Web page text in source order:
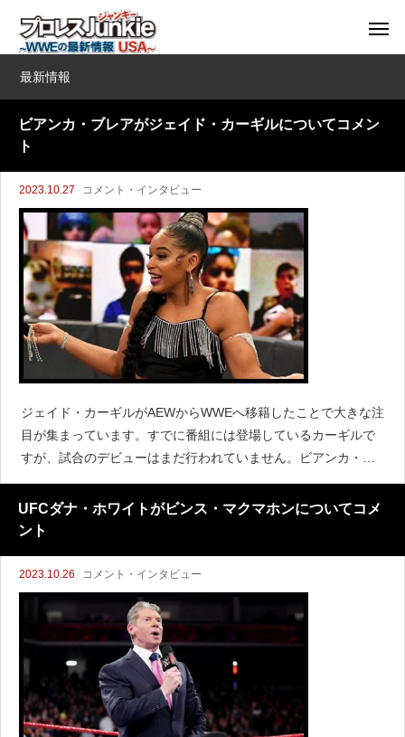
最新情報
ビアンカ・ブレアがジェイド・カーギルについてコメン
ト
2023.10.27 コメント・インタビュー
ジェイド・カーギルがAEWからWWEへ移籍したことで大きな注
目が集まっています。すでに番組には登場しているカーギルで
すが、試合のデビューはまだ行われていません。ビアンカ・ブ
レアは『WrestleRant』のインタビューでカーギルについてコメ
ントし、両者の試合はレッスルマニア級のものに
UFCダナ・ホワイトがビンス・マクマホンについてコメ
ント
2023.10.26 コメント・インタビュー